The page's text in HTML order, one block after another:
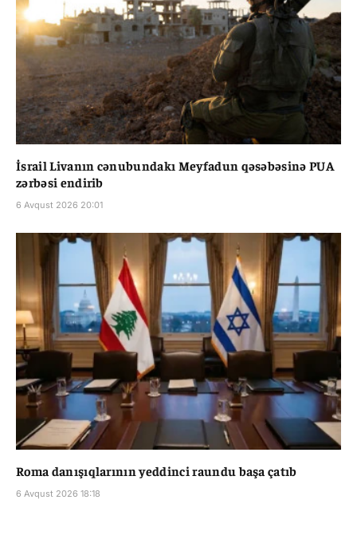
İsrail Livanın cənubundakı Meyfadun qəsəbəsinə PUA
zərbəsi endirib
6 Avqust 2026 20:01
Roma danışıqlarının yeddinci raundu başa çatıb
6 Avqust 2026 18:18